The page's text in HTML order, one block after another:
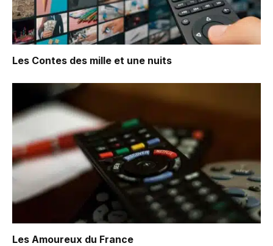
Les Contes des mille et une nuits
Les Amoureux du France